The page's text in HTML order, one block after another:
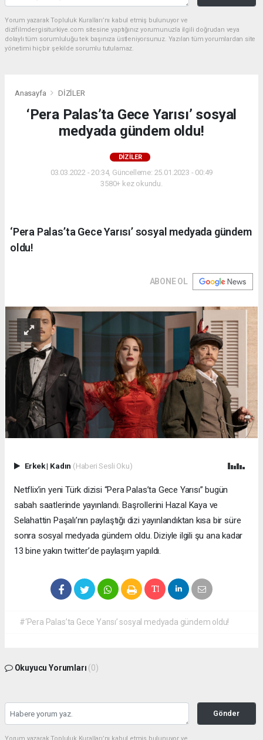
Yorum yazarak Topluluk Kuralları’nı kabul etmiş bulunuyor ve
dizifilmdergisiturkiye.com sitesine yaptığınız yorumunuzla ilgili doğrudan veya
dolaylı tüm sorumluluğu tek başınıza üstleniyorsunuz. Yazılan tüm yorumlardan site
yönetimi hiçbir şekilde sorumlu tutulamaz.
Anasayfa DİZİLER
‘Pera Palas’ta Gece Yarısı’ sosyal
medyada gündem oldu!
DİZİLER
03.03.2022 - 20:34, Güncelleme: 25.01.2023 - 00:49
3580+ kez okundu.
‘Pera Palas’ta Gece Yarısı’ sosyal medyada gündem
oldu!
ABONE OL
Erkek| Kadın (Haberi Sesli Oku)
Netflix’in yeni Türk dizisi “Pera Palas’ta Gece Yarısı” bugün
sabah saatlerinde yayınlandı. Başrollerini Hazal Kaya ve
Selahattin Paşalı’nın paylaştığı dizi yayınlandıktan kısa bir süre
sonra sosyal medyada gündem oldu. Diziyle ilgili şu ana kadar
13 bine yakın twitter’de paylaşım yapıldı.
#‘Pera Palas’ta Gece Yarısı’ sosyal medyada gündem oldu!
Okuyucu Yorumları (0)
Gönder